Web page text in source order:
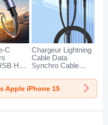
C
H01
Chargeur Lightning
Cable Data
Synchro Cable
Type-C 100W H01
pour Apple iPhone
15 Noir
Apple iPhone 15